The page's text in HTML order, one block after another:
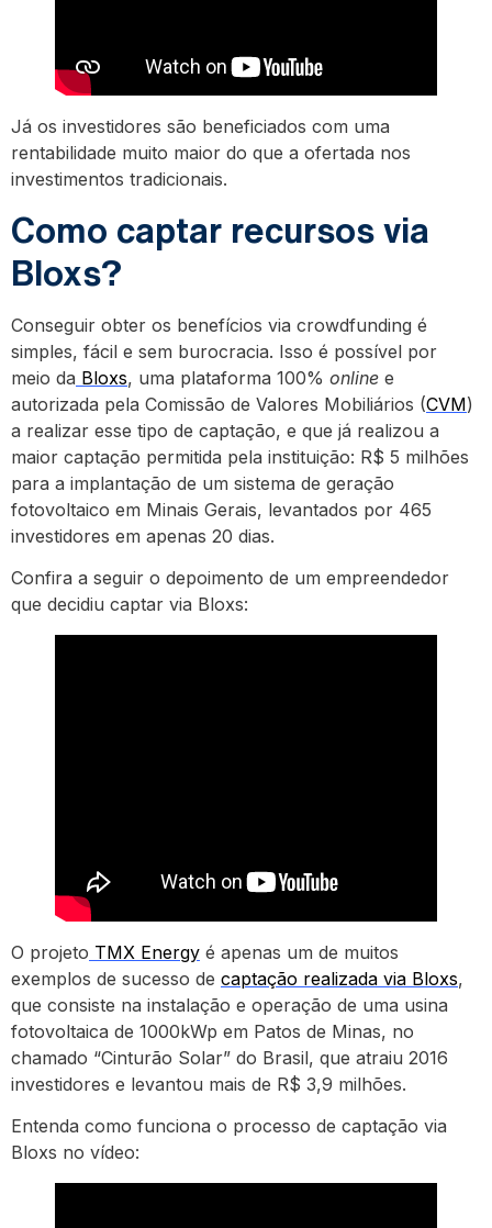
Já os investidores são beneficiados com uma
rentabilidade muito maior do que a ofertada nos
investimentos tradicionais.
Como captar recursos via
Bloxs?
Conseguir obter os benefícios via crowdfunding é
simples, fácil e sem burocracia. Isso é possível por
meio da Bloxs, uma plataforma 100% online e
autorizada pela Comissão de Valores Mobiliários (CVM)
a realizar esse tipo de captação, e que já realizou a
maior captação permitida pela instituição: R$ 5 milhões
para a implantação de um sistema de geração
fotovoltaico em Minais Gerais, levantados por 465
investidores em apenas 20 dias.
Confira a seguir o depoimento de um empreendedor
que decidiu captar via Bloxs:
O projeto TMX Energy é apenas um de muitos
exemplos de sucesso de captação realizada via Bloxs,
que consiste na instalação e operação de uma usina
fotovoltaica de 1000kWp em Patos de Minas, no
chamado “Cinturão Solar” do Brasil, que atraiu 2016
investidores e levantou mais de R$ 3,9 milhões.
Entenda como funciona o processo de captação via
Bloxs no vídeo: